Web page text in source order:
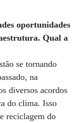
oportunidades
Qual a
se tornando
na
diversos acordos
do clima. Isso
reciclagem do